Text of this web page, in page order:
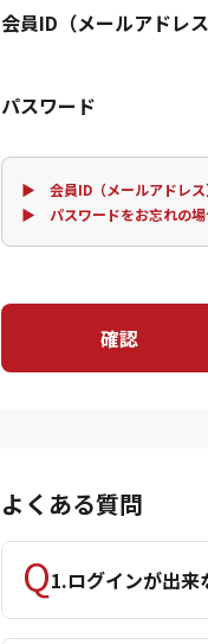
会員ID（メールアドレス
パスワード
▶ 会員ID（メールアドレス
▶ パスワードをお忘れの場
確認
よくある質問
1.ログインが出来